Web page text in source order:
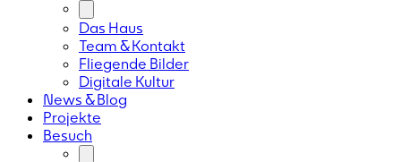
Das Haus
Team & Kontakt
Fliegende Bilder
Digitale Kultur
News & Blog
Projekte
Besuch